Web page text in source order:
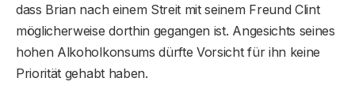
dass Brian nach einem Streit mit seinem Freund Clint
möglicherweise dorthin gegangen ist. Angesichts seines
hohen Alkoholkonsums dürfte Vorsicht für ihn keine
Priorität gehabt haben.